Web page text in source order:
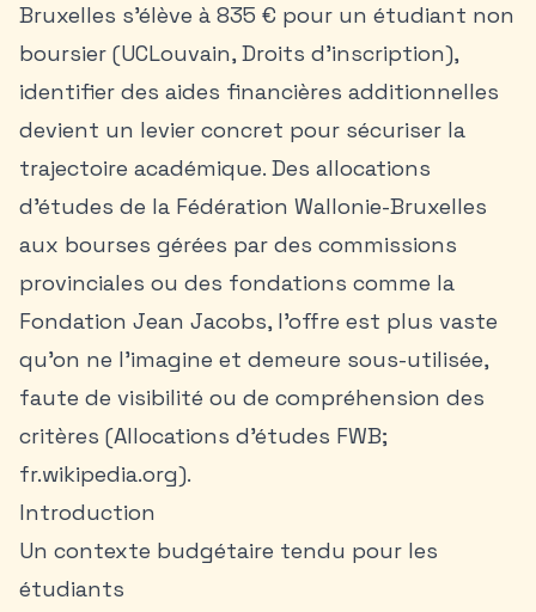
Bruxelles s’élève à 835 € pour un étudiant non
boursier (UCLouvain, Droits d’inscription),
identifier des aides financières additionnelles
devient un levier concret pour sécuriser la
trajectoire académique. Des allocations
d’études de la Fédération Wallonie-Bruxelles
aux bourses gérées par des commissions
provinciales ou des fondations comme la
Fondation Jean Jacobs, l’offre est plus vaste
qu’on ne l’imagine et demeure sous-utilisée,
faute de visibilité ou de compréhension des
critères (Allocations d’études FWB;
fr.wikipedia.org).
Introduction
Un contexte budgétaire tendu pour les
étudiants